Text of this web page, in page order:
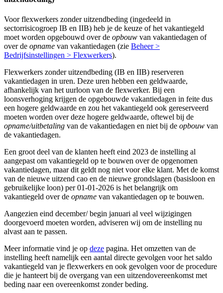
Voor flexwerkers zonder uitzendbeding (ingedeeld in
sectorrisicogroep IB en IIB) heb je de keuze of het vakantiegeld
moet worden opgebouwd over de opbouw van vakantiedagen of
over de opname van vakantiedagen (zie Beheer >
Bedrijfsinstellingen > Flexwerkers).
Flexwerkers zonder uitzendbeding (IB en IIB) reserveren
vakantiedagen in uren. Deze uren hebben een geldwaarde,
afhankelijk van het uurloon van de flexwerker. Bij een
loonsverhoging krijgen de opgebouwde vakantiedagen in feite dus
een hogere geldwaarde en zou het vakantiegeld ook gereserveerd
moeten worden over deze hogere geldwaarde, oftewel bij de
opname/uitbetaling van de vakantiedagen en niet bij de opbouw van
de vakantiedagen.
Een groot deel van de klanten heeft eind 2023 de instelling al
aangepast om vakantiegeld op te bouwen over de opgenomen
vakantiedagen, maar dit geldt nog niet voor elke klant. Met de komst
van de nieuwe uitzend cao en de nieuwe grondslagen (basisloon en
gebruikelijke loon) per 01-01-2026 is het belangrijk om
vakantiegeld over de opname van vakantiedagen op te bouwen.
Aangezien eind december/ begin januari al veel wijzigingen
doorgevoerd moeten worden, adviseren wij om de instelling nu
alvast aan te passen.
Meer informatie vind je op deze pagina. Het omzetten van de
instelling heeft namelijk een aantal directe gevolgen voor het saldo
vakantiegeld van je flexwerkers en ook gevolgen voor de procedure
die je hanteert bij de overgang van een uitzendovereenkomst met
beding naar een overeenkomst zonder beding.